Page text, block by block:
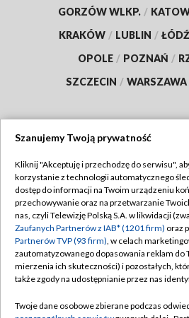
GORZÓW WLKP. /
KRAKÓW / LUBLIN / ŁÓDŹ
OPOLE / POZNAŃ /
SZCZECIN / WARSZAWA
TVP
Abonament TVP
Emisja w TVP
Centrum informacji TVP
Naziemna Telewizja Cyfrowa
Regulamin
Polityka
Moje
Pomoc
Szanujemy Twoją prywatność
Kliknij "Akceptuję i przechodzę do serwisu",
korzystanie z technologii automatycznego
dostęp do informacji na Twoim urządzeniu
przechowywanie oraz na przetwarzanie
nas, czyli Telewizję Polską S.A. w likwidacji
Zaufanych Partnerów z IAB* (1201 firm) oraz
Partnerów TVP (93 firm), w celach
zautomatyzowanego dopasowania reklam do
mierzenia ich skuteczności) i pozostałych,
także zgody na udostępnianie przez nas
Twoje dane osobowe zbierane podczas